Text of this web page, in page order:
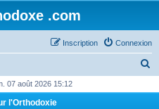
.com
Connexion
Inscription
07 août 2026 15:12
l'Orthodoxie